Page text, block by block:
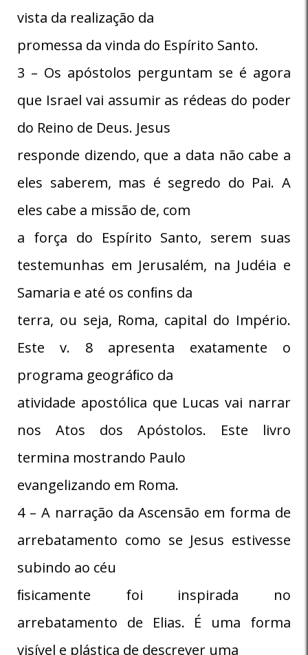
vista da realização da
promessa da vinda do Espírito Santo.
3 – Os apóstolos perguntam se é agora
que Israel vai assumir as rédeas do poder
do Reino de Deus. Jesus
responde dizendo, que a data não cabe a
eles saberem, mas é segredo do Pai. A
eles cabe a missão de, com
a força do Espírito Santo, serem suas
testemunhas em Jerusalém, na Judéia e
Samaria e até os conﬁns da
terra, ou seja, Roma, capital do Império.
Este v. 8 apresenta exatamente o
programa geográﬁco da
atividade apostólica que Lucas vai narrar
nos Atos dos Apóstolos. Este livro
termina mostrando Paulo
evangelizando em Roma.
4 – A narração da Ascensão em forma de
arrebatamento como se Jesus estivesse
subindo ao céu
ﬁsicamente foi inspirada no
arrebatamento de Elias. É uma forma
visível e plástica de descrever uma